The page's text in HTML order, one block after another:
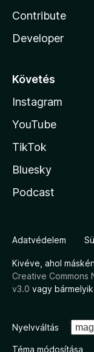
Contribute
Developer
Követés
Instagram
YouTube
TikTok
Bluesky
Podcast
Adatvédelem
Kivéve, ahol
Creative Commons
v3.0 vagy
Nyelvváltás
Téma módosítása